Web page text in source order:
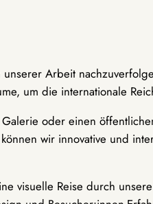
Arbeit
um die internationale
oder einen
wir innovative und
visuelle Reise durch